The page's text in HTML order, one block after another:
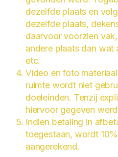
dezelfde plaats en
dezelfde plaats,
daarvoor voorzien
andere plaats dan wat
etc.
Video en foto
ruimte wordt niet
doeleinden. Tenzij
hiervoor gegeven
Indien betaling in
toegestaan, wordt
aangerekend.